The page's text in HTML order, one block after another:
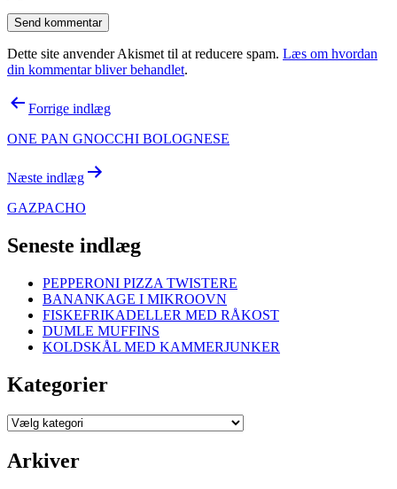
Dette site anvender Akismet til at reducere spam. Læs om hvordan
din kommentar bliver behandlet.
Indlægsnavigation
Forrige indlæg
ONE PAN GNOCCHI BOLOGNESE
Næste indlæg
GAZPACHO
Seneste indlæg
PEPPERONI PIZZA TWISTERE
BANANKAGE I MIKROOVN
FISKEFRIKADELLER MED RÅKOST
DUMLE MUFFINS
KOLDSKÅL MED KAMMERJUNKER
Kategorier
Kategorier
Arkiver